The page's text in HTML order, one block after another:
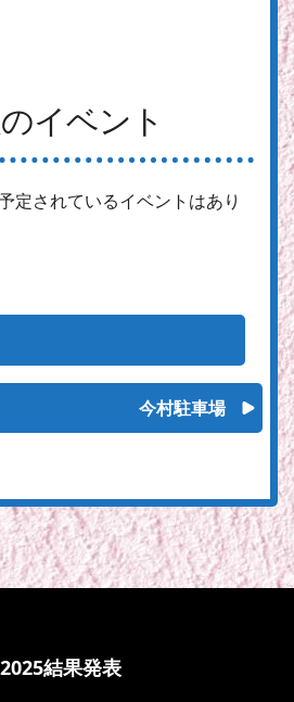
イベント
定されているイベントはあり
今村駐車場
結果発表